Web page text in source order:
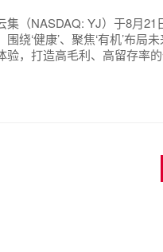
（NASDAQ: YJ）于8月21
绕‘健康’、聚焦‘有机’布局
，打造高毛利、高留存率